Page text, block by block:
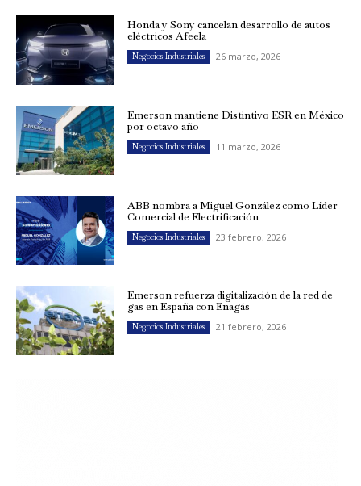
Honda y Sony cancelan desarrollo de autos
eléctricos Afeela
Negocios Industriales 26 marzo, 2026
Emerson mantiene Distintivo ESR en México
por octavo año
Negocios Industriales 11 marzo, 2026
ABB nombra a Miguel González como Líder
Comercial de Electrificación
Negocios Industriales 23 febrero, 2026
Emerson refuerza digitalización de la red de
gas en España con Enagás
Negocios Industriales 21 febrero, 2026